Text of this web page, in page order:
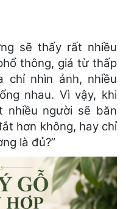
sẽ thấy rất nhiều
thông, giá từ thấp
chỉ nhìn ảnh, nhiều
nhau. Vì vậy, khi
nhiều người sẽ băn
hơn không, hay chỉ
là đủ?”